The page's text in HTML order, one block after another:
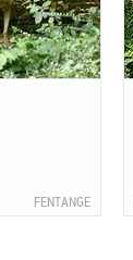
FENTANGE